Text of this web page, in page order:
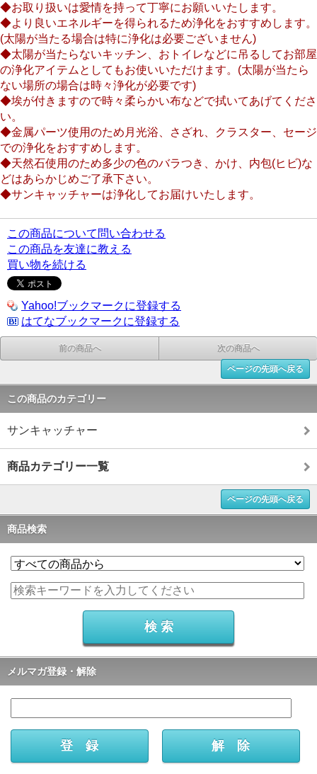
◆お取り扱いは愛情を持って丁寧にお願いいたします。
◆より良いエネルギーを得られるため浄化をおすすめします。
(太陽が当たる場合は特に浄化は必要ございません)
◆太陽が当たらないキッチン、おトイレなどに吊るしてお部屋
の浄化アイテムとしてもお使いいただけます。(太陽が当たら
ない場所の場合は時々浄化が必要です)
◆埃が付きますので時々柔らかい布などで拭いてあげてくださ
い。
◆金属パーツ使用のため月光浴、さざれ、クラスター、セージ
での浄化をおすすめします。
◆天然石使用のため多少の色のバラつき、かけ、内包(ヒビ)な
どはあらかじめご了承下さい。
◆サンキャッチャーは浄化してお届けいたします。
この商品について問い合わせる
この商品を友達に教える
買い物を続ける
Yahoo!ブックマークに登録する
はてなブックマークに登録する
前の商品へ 次の商品へ
ページの先頭へ戻る
この商品のカテゴリー
サンキャッチャー
商品カテゴリー一覧
ページの先頭へ戻る
商品検索
メルマガ登録・解除